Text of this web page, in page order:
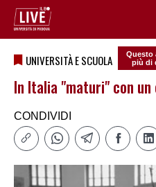
UNIVERSITÀ E SCUOLA
Questo
più di
In Italia "maturi" con un
CONDIVIDI